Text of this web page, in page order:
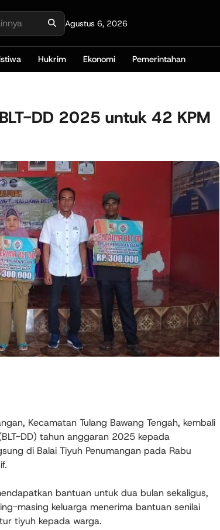
Agustus 6, 2026
Hukrim Ekonomi Pemerintahan
DD 2025 untuk 42 KPM
Kecamatan Tulang Bawang Tengah, kembali
DD) tahun anggaran 2025 kepada
di Balai Tiyuh Penumangan pada Rabu
bantuan untuk dua bulan sekaligus,
masing keluarga menerima bantuan senilai
tiyuh kepada warga.